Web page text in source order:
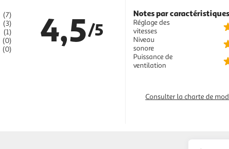
(7)
(3)
(1)
(0)
(0)
4,5/5
Notes par caractéristiques
Réglage des
vitesses
Niveau
sonore
Puissance de
ventilation
Consulter la charte de